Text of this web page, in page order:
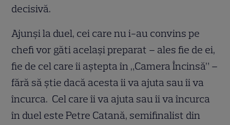
decisivă.
Ajunși la duel, cei care nu i-au convins pe
chefi vor găti același preparat – ales fie de ei,
fie de cel care îi aștepta în „Camera Încinsă” –
fără să știe dacă acesta îi va ajuta sau îi va
încurca. Cel care îi va ajuta sau îi va încurca
în duel este Petre Catană, semifinalist din